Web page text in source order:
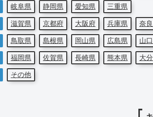
岐阜県 静岡県 愛知県
三重県
滋賀県 京都府 大阪府 兵庫県 奈
鳥取県 島根県 岡山県 広島県 山
福岡県 佐賀県 長崎県 熊本県 大
その他